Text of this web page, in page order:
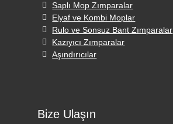
Saplı Mop Zımparalar
Elyaf ve Kombi Moplar
Rulo ve Sonsuz Bant Zımparalar
Kazıyıcı Zımparalar
Aşındırıcılar
Bize Ulaşın